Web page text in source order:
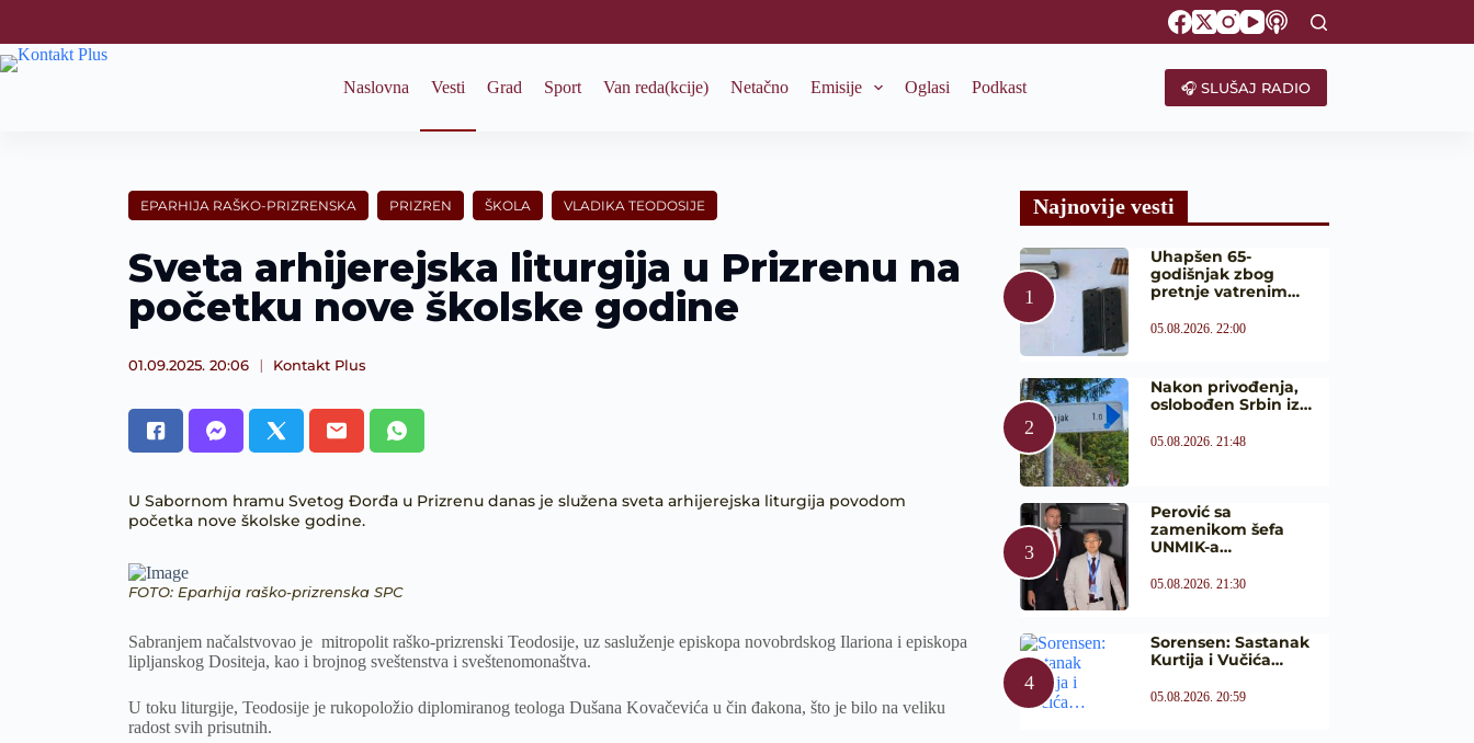
k
i
Naslovna Vesti Grad Sport Van reda(kcije) Netačno Emisije Oglasi Podkast 🎧 SLUŠAJ RADIO
EPARHIJA RAŠKO-PRIZRENSKA PRIZREN ŠKOLA VLADIKA TEODOSIJE
Sveta arhijerejska liturgija u Prizrenu na
početku nove školske godine
01.09.2025. 20:06 Kontakt Plus
U Sabornom hramu Svetog Đorđa u Prizrenu danas je služena sveta arhijerejska liturgija povodom
početka nove školske godine.
FOTO: Eparhija raško-prizrenska SPC
Sabranjem načalstvovao je mitropolit raško-prizrenski Teodosije, uz sasluženje episkopa novobrdskog Ilariona i episkopa
lipljanskog Dositeja, kao i brojnog sveštenstva i sveštenomonaštva.
U toku liturgije, Teodosije je rukopoložio diplomiranog teologa Dušana Kovačevića u čin đakona, što je bilo na veliku
radost svih prisutnih.
Najnovije vesti
Uhapšen 65-
godišnjak zbog
pretnje vatrenim…
05.08.2026. 22:00
Nakon privođenja,
oslobođen Srbin iz…
05.08.2026. 21:48
Perović sa
zamenikom šefa
UNMIK-a…
05.08.2026. 21:30
Sorensen: Sastanak
Kurtija i Vučića…
05.08.2026. 20:59